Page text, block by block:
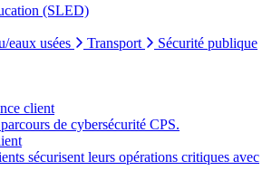
(SLED)
eaux usées Transport Sécurité publique
client
de cybersécurité CPS.
sécurisent leurs opérations critiques avec